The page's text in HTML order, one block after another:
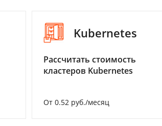
Kubernetes
Рассчитать стоимость
кластеров Kubernetes
От 0.52 руб./месяц